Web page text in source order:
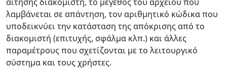
λαμβάνεται σε απάντηση, τον αριθμητικό κώδικα που
υποδεικνύει την κατάσταση της απόκρισης από το
διακομιστή (επιτυχής, σφάλμα κλπ.) και άλλες
παραμέτρους που σχετίζονται με το λειτουργικό
σύστημα και τους χρήστες.